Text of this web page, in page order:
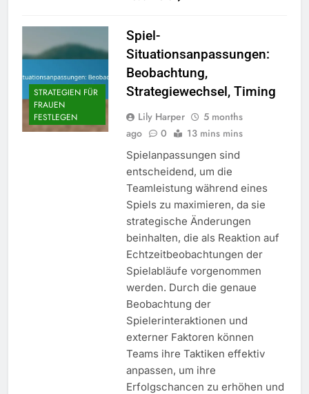
STRATEGIEN FÜR
FRAUEN
FESTLEGEN
Spiel-
Situationsanpassungen:
Beobachtung,
Strategiewechsel, Timing
Lily Harper
5 months
ago
0 13 mins mins
Spielanpassungen sind
entscheidend, um die
Teamleistung während eines
Spiels zu maximieren, da sie
strategische Änderungen
beinhalten, die als Reaktion auf
Echtzeitbeobachtungen der
Spielabläufe vorgenommen
werden. Durch die genaue
Beobachtung der
Spielerinteraktionen und
externer Faktoren können
Teams ihre Taktiken effektiv
anpassen, um ihre
Erfolgschancen zu erhöhen und